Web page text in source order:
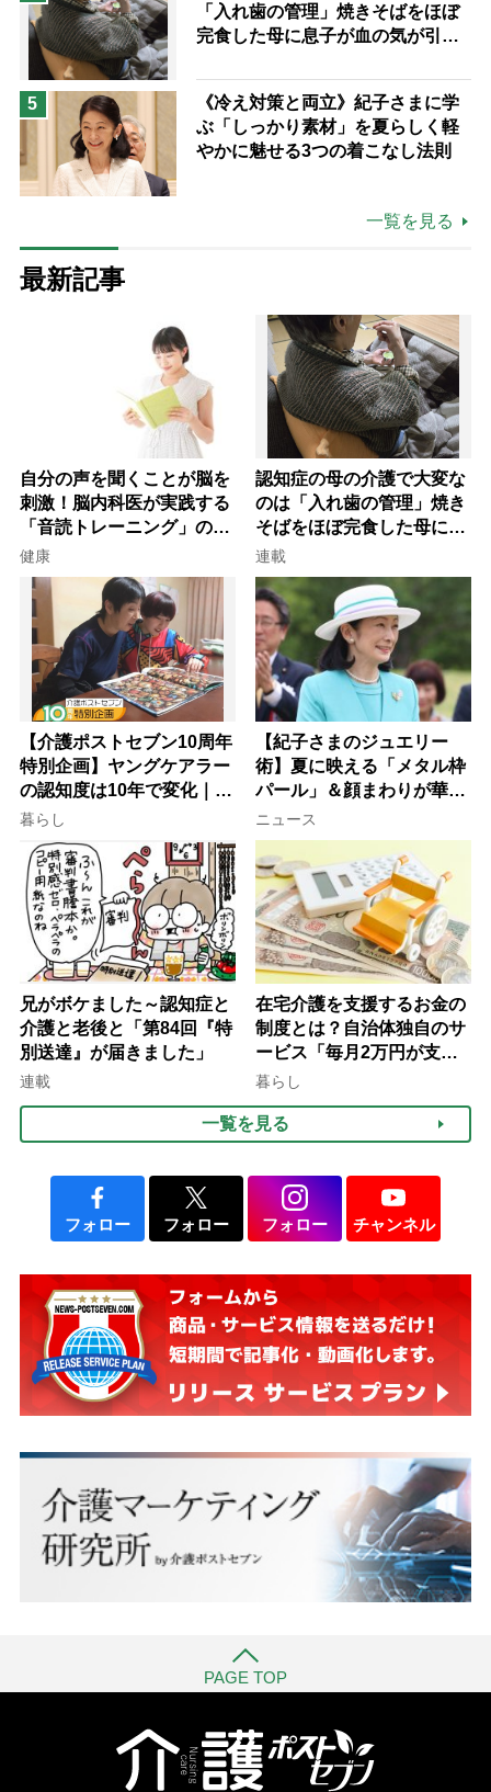
「入れ歯の管理」焼きそばをほぼ
完食した母に息子が血の気が引い
5
《冷え対策と両立》紀子さまに学
ぶ「しっかり素材」を夏らしく軽
やかに魅せる3つの着こなし法則
一覧を見る
最新記事
自分の声を聞くことが脳を
刺激！脳内科医が実践する
「音読トレーニング」の極
意
健康
認知症の母の介護で大変な
のは「入れ歯の管理」焼き
そばをほぼ完食した母に息
子が血の気が引いた理由
連載
【介護ポストセブン10周年
特別企画】ヤングケアラー
の認知度は10年で変化｜流
行語大賞にノミネート、法
律にも明記されたが果たし
て現在は？
暮らし
【紀子さまのジュエリー
術】夏に映える「メタル枠
パール」＆顔まわりが華や
ぐ「揺れる一粒」の使い分
け方
ニュース
兄がボケました～認知症と
介護と老後と「第84回『特
別送達』が届きました」
連載
在宅介護を支援するお金の
制度とは？自治体独自のサ
ービス「毎月2万円が支給
される」ケースも【FP解
暮らし
一覧を見る
フォロー フォロー フォロー チャンネル
PAGE TOP